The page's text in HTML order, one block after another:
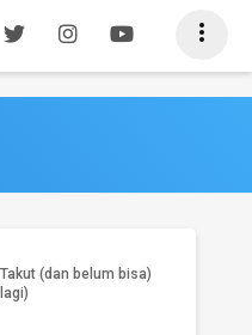

biar nggaya
(dan belum bisa)